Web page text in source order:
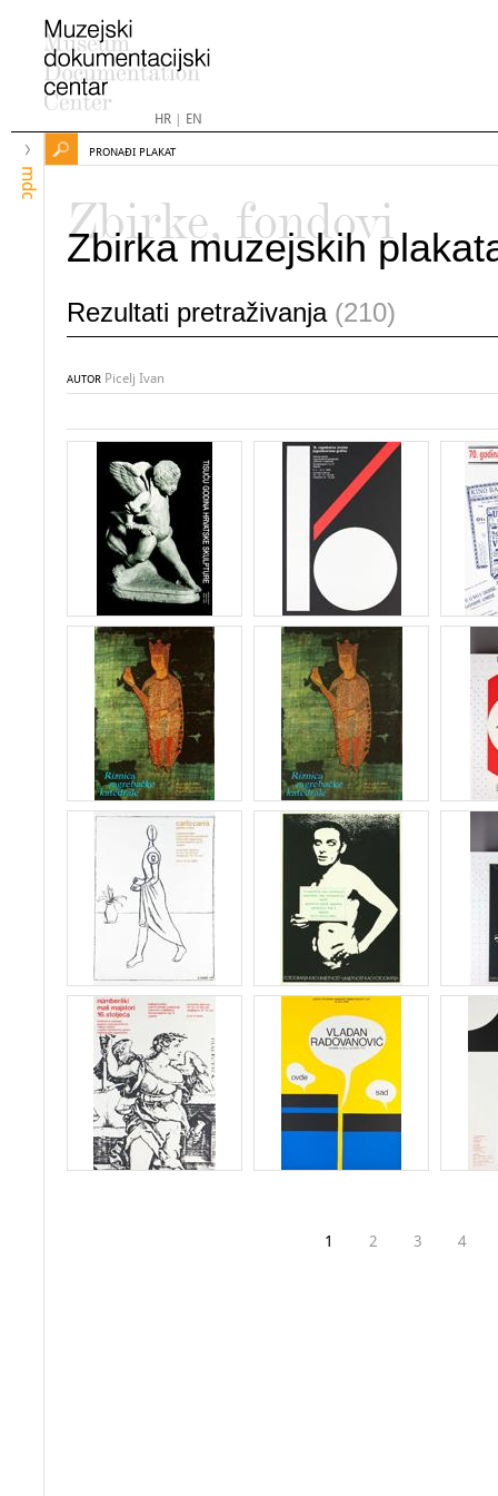
HR| EN
mdc
PRONAĐI PLAKAT
Zbirke, fondovi
Zbirka muzejskih
Rezultati pretraživanja (210)
AUTOR Picelj Ivan
1 2 3 4